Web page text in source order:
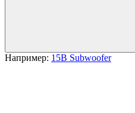
Например: 15B Subwoofer